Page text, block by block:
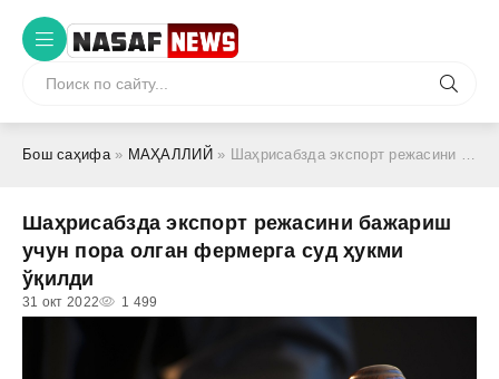
Бош саҳифа» МАҲАЛЛИЙ » Шаҳрисабзда экспорт режасини бажариш учун пора олган фермерга суд ҳукми ўқилди
Шаҳрисабзда экспорт режасини бажариш
учун пора олган фермерга суд ҳукми
ўқилди
31 окт 2022 1 499